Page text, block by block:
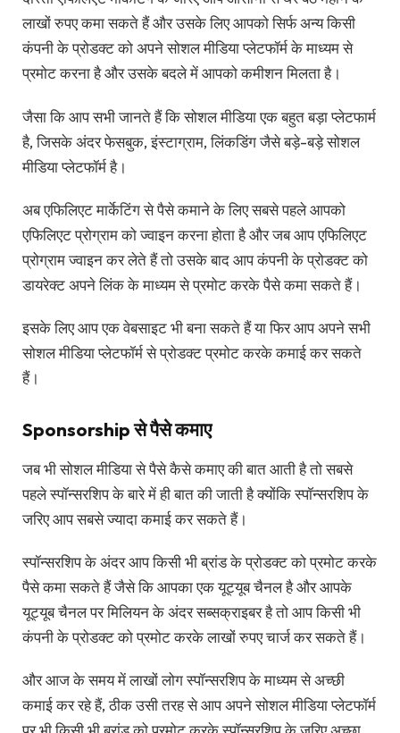
लाखों रुपए कमा सकते हैं और उसके लिए आपको सिर्फ अन्य किसी
कंपनी के प्रोडक्ट को अपने सोशल मीडिया प्लेटफॉर्म के माध्यम से
प्रमोट करना है और उसके बदले में आपको कमीशन मिलता है।
जैसा कि आप सभी जानते हैं कि सोशल मीडिया एक बहुत बड़ा प्लेटफार्म
है, जिसके अंदर फेसबुक, इंस्टाग्राम, लिंकडिंग जैसे बड़े-बड़े सोशल
मीडिया प्लेटफॉर्म है।
अब एफिलिएट मार्केटिंग से पैसे कमाने के लिए सबसे पहले आपको
एफिलिएट प्रोग्राम को ज्वाइन करना होता है और जब आप एफिलिएट
प्रोग्राम ज्वाइन कर लेते हैं तो उसके बाद आप कंपनी के प्रोडक्ट को
डायरेक्ट अपने लिंक के माध्यम से प्रमोट करके पैसे कमा सकते हैं।
इसके लिए आप एक वेबसाइट भी बना सकते हैं या फिर आप अपने सभी
सोशल मीडिया प्लेटफॉर्म से प्रोडक्ट प्रमोट करके कमाई कर सकते
हैं।
Sponsorship से पैसे कमाए
जब भी सोशल मीडिया से पैसे कैसे कमाए की बात आती है तो सबसे
पहले स्पॉन्सरशिप के बारे में ही बात की जाती है क्योंकि स्पॉन्सरशिप के
जरिए आप सबसे ज्यादा कमाई कर सकते हैं।
स्पॉन्सरशिप के अंदर आप किसी भी ब्रांड के प्रोडक्ट को प्रमोट करके
पैसे कमा सकते हैं जैसे कि आपका एक यूट्यूब चैनल है और आपके
यूट्यूब चैनल पर मिलियन के अंदर सब्सक्राइबर है तो आप किसी भी
कंपनी के प्रोडक्ट को प्रमोट करके लाखों रुपए चार्ज कर सकते हैं।
और आज के समय में लाखों लोग स्पॉन्सरशिप के माध्यम से अच्छी
कमाई कर रहे हैं, ठीक उसी तरह से आप अपने सोशल मीडिया प्लेटफॉर्म